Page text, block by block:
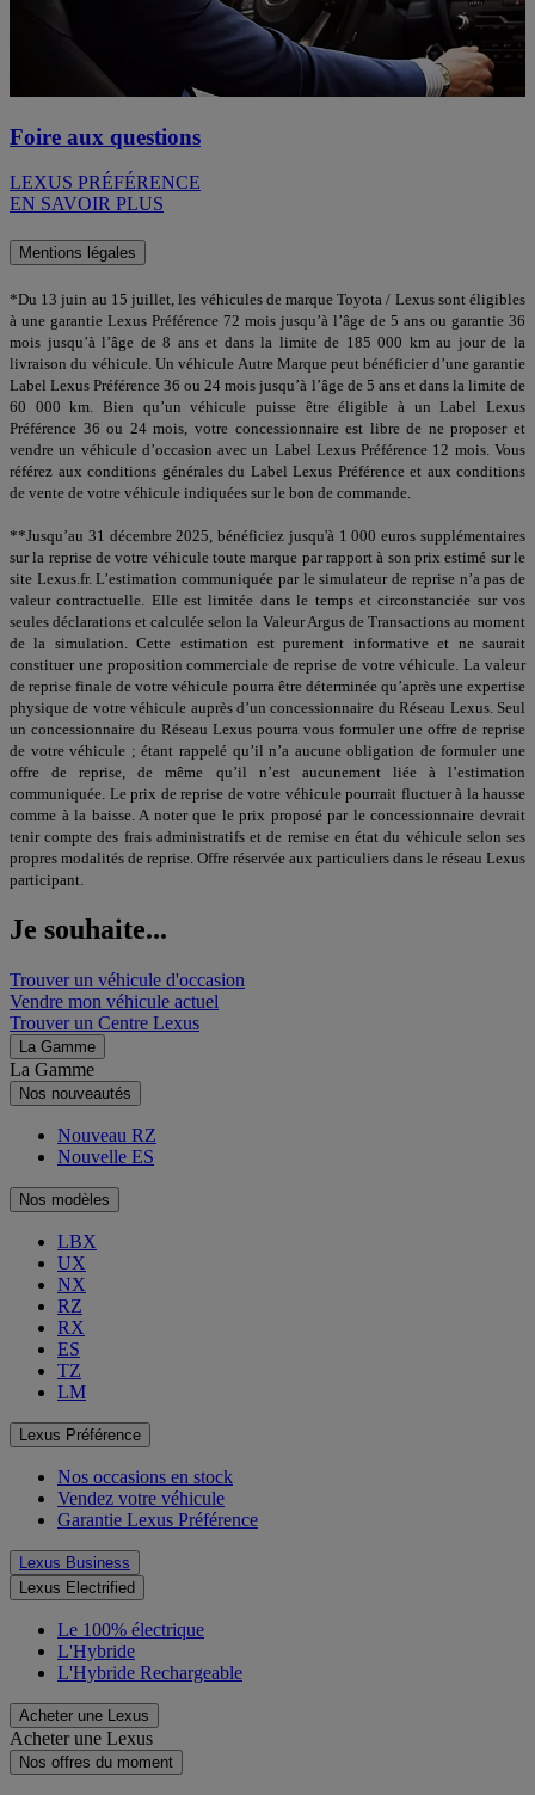
Foire aux questions
LEXUS PRÉFÉRENCE
EN SAVOIR PLUS
Mentions légales
*Du 13 juin au 15 juillet, les véhicules de marque Toyota / Lexus sont éligibles
à une garantie Lexus Préférence 72 mois jusqu’à l’âge de 5 ans ou garantie 36
mois jusqu’à l’âge de 8 ans et dans la limite de 185 000 km au jour de la
livraison du véhicule. Un véhicule Autre Marque peut bénéficier d’une garantie
Label Lexus Préférence 36 ou 24 mois jusqu’à l’âge de 5 ans et dans la limite de
60 000 km. Bien qu’un véhicule puisse être éligible à un Label Lexus
Préférence 36 ou 24 mois, votre concessionnaire est libre de ne proposer et
vendre un véhicule d’occasion avec un Label Lexus Préférence 12 mois. Vous
référez aux conditions générales du Label Lexus Préférence et aux conditions
de vente de votre véhicule indiquées sur le bon de commande.
**Jusqu’au 31 décembre 2025, bénéficiez jusqu'à 1 000 euros supplémentaires
sur la reprise de votre véhicule toute marque par rapport à son prix estimé sur le
site Lexus.fr. L’estimation communiquée par le simulateur de reprise n’a pas de
valeur contractuelle. Elle est limitée dans le temps et circonstanciée sur vos
seules déclarations et calculée selon la Valeur Argus de Transactions au moment
de la simulation. Cette estimation est purement informative et ne saurait
constituer une proposition commerciale de reprise de votre véhicule. La valeur
de reprise finale de votre véhicule pourra être déterminée qu’après une expertise
physique de votre véhicule auprès d’un concessionnaire du Réseau Lexus. Seul
un concessionnaire du Réseau Lexus pourra vous formuler une offre de reprise
de votre véhicule ; étant rappelé qu’il n’a aucune obligation de formuler une
offre de reprise, de même qu’il n’est aucunement liée à l’estimation
communiquée. Le prix de reprise de votre véhicule pourrait fluctuer à la hausse
comme à la baisse. A noter que le prix proposé par le concessionnaire devrait
tenir compte des frais administratifs et de remise en état du véhicule selon ses
propres modalités de reprise. Offre réservée aux particuliers dans le réseau Lexus
participant.
Je souhaite...
Trouver un véhicule d'occasion
Vendre mon véhicule actuel
Trouver un Centre Lexus
La Gamme
La Gamme
Nos nouveautés
Nouveau RZ
Nouvelle ES
Nos modèles
LBX
UX
NX
RZ
RX
ES
TZ
LM
Lexus Préférence
Nos occasions en stock
Vendez votre véhicule
Garantie Lexus Préférence
Lexus Business
Lexus Electrified
Le 100% électrique
L'Hybride
L'Hybride Rechargeable
Acheter une Lexus
Acheter une Lexus
Nos offres du moment